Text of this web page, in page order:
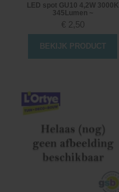
LED spot GU10 4,2W 3000K
345Lumen ~
€ 2,50
BEKIJK PRODUCT